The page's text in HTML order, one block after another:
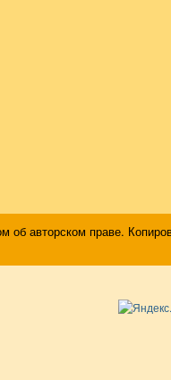
об авторском праве.